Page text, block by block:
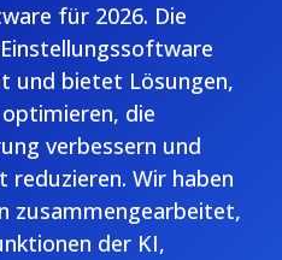
für 2026. Die
und bietet Lösungen,
die
verbessern und
reduzieren. Wir haben
zusammengearbeitet,
der KI,